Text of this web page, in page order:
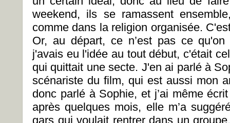
weekend, ils se ramassent
comme dans la religion organisée.
Or, au départ, ce n’est pas ce
j'avais eu l'idée au tout début, c'était
qui quittait une secte. J'en ai parlé à
scénariste du film, qui est aussi mon
donc parlé à Sophie, et j’ai même
après quelques mois, elle m’a
gars qui voulait rentrer dans un